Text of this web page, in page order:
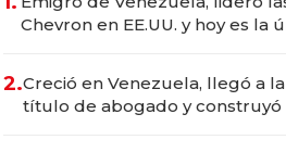
Chevron en EE.UU. y hoy es la
2.Creció en Venezuela, llegó a
título de abogado y construyó